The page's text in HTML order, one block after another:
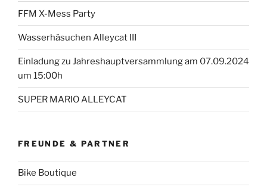
FFM X-Mess Party
Wasserhäsuchen Alleycat III
Einladung zu Jahreshauptversammlung am 07.09.2024
um 15:00h
SUPER MARIO ALLEYCAT
FREUNDE & PARTNER
Bike Boutique